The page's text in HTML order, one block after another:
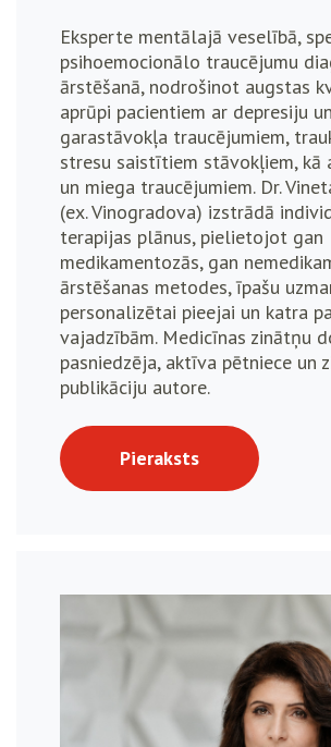
Eksperte mentālajā veselībā,
psihoemocionālo traucējumu
ārstēšanā, nodrošinot augstas
aprūpi pacientiem ar depresiju
garastāvokļa traucējumiem,
stresu saistītiem stāvokļiem, kā
un miega traucējumiem. Dr.
(ex. Vinogradova) izstrādā
terapijas plānus, pielietojot gan
medikamentozās, gan
ārstēšanas metodes, īpašu
personalizētai pieejai un katra
vajadzībām. Medicīnas zinātņu
pasniedzēja, aktīva pētniece un
publikāciju autore.
Pieraksts